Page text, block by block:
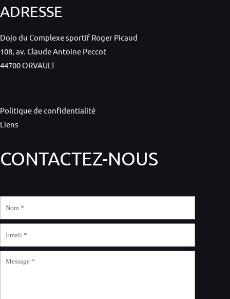
ADRESSE
Dojo du Complexe sportif Roger Picaud
108, av. Claude Antoine Peccot
44700 ORVAULT
Politique de confidentialité
Liens
CONTACTEZ-NOUS